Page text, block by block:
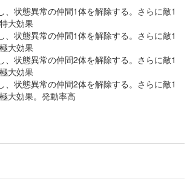
、状態異常の仲間1体を解除する。さらに敵1
大効果
、状態異常の仲間1体を解除する。さらに敵1
大効果
、状態異常の仲間2体を解除する。さらに敵1
大効果
、状態異常の仲間2体を解除する。さらに敵1
大効果。発動率高